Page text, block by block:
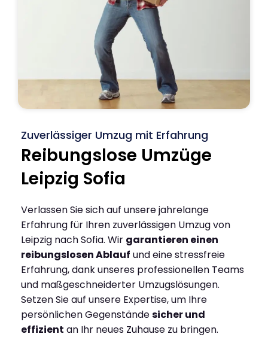
Zuverlässiger Umzug mit Erfahrung
Reibungslose Umzüge
Leipzig Sofia
Verlassen Sie sich auf unsere jahrelange
Erfahrung für Ihren zuverlässigen Umzug von
Leipzig nach Sofia. Wir garantieren einen
reibungslosen Ablauf und eine stressfreie
Erfahrung, dank unseres professionellen Teams
und maßgeschneiderter Umzugslösungen.
Setzen Sie auf unsere Expertise, um Ihre
persönlichen Gegenständesicher und
effizient an Ihr neues Zuhause zu bringen.